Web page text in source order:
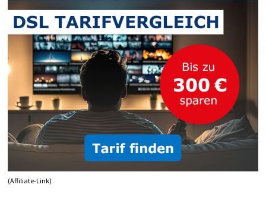
(Affiliate-Link)